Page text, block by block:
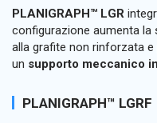
PLANIGRAPH™ LGR
configurazione aumenta la
alla grafite non rinforzata
un supporto meccanico
PLANIGRAPH™ LGRF